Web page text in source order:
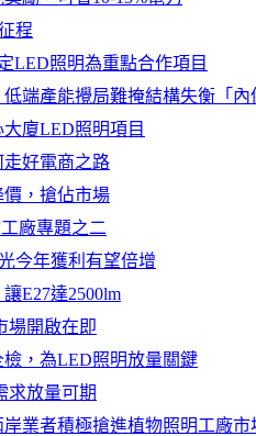
程
LED照明為重點合作項目
端產能攪局難掩結構失衡「內
廈LED照明項目
好電商之路
，搶佔市場
廠專題之二
今年獲利有望倍增
E27達2500lm
場開啟在即
，為LED照明放量關鍵
求放量可期
業者積極搶進植物照明工廠